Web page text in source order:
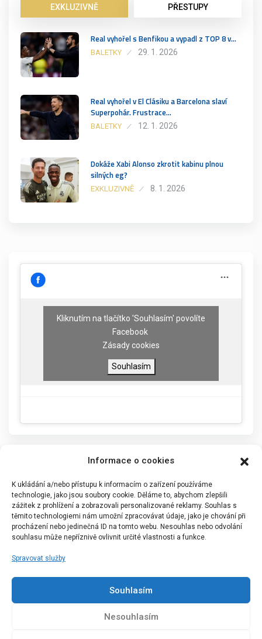
Informace o cookies
K ukládání a/nebo přístupu k informacím o zařízení používáme
technologie, jako jsou soubory cookie. Děláme to, abychom zlepšili
zážitek z prohlížení a zobrazovali personalizované reklamy. Souhlas s
těmito technologiemi nám umožní zpracovávat údaje, jako je chování při
procházení nebo jedinečná ID na tomto webu. Nesouhlas nebo odvolání
souhlasu může nepříznivě ovlivnit určité vlastnosti a funkce.
Spravovat služby
Souhlasím
Nesouhlasím
EXKLUZIVNĚ PŘESTUPY
Real vyhořel s Benfikou a vypadl z TOP 8 v…
BALETKY 29. 1. 2026
Real vyhořel v El Clásiku a Barcelona slaví
Superpohár. Frustrace…
BALETKY 12. 1. 2026
Dokáže Xabi Alonso zkrotit kabinu plnou
silných eg?
EXKLUZIVNĚ 8. 1. 2026
Kliknutím na tlačítko 'Souhlasím' povolíte
Facebook
Zásady cookies
Souhlasím